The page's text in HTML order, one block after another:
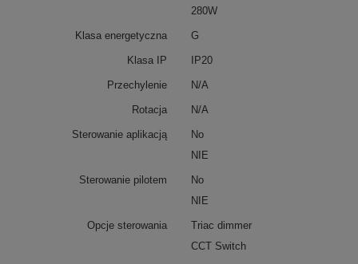
280W
Klasa energetyczna G
Klasa IP IP20
Przechylenie N/A
Rotacja N/A
Sterowanie aplikacją
No
NIE
Sterowanie pilotem
No
NIE
Opcje sterowania
Triac dimmer
CCT Switch